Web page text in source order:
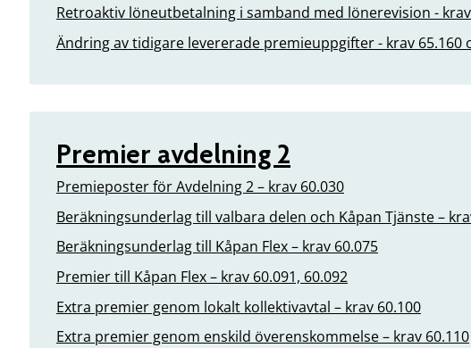
Retroaktiv löneutbetalning i samband med lönerevision -
Ändring av tidigare levererade premieuppgifter - krav 65.160
Premier avdelning 2
Premieposter för Avdelning 2 – krav 60.030
Beräkningsunderlag till valbara delen och Kåpan Tjänste –
Beräkningsunderlag till Kåpan Flex – krav 60.075
Premier till Kåpan Flex – krav 60.091, 60.092
Extra premier genom lokalt kollektivavtal – krav 60.100
Extra premier genom enskild överenskommelse – krav 60.110